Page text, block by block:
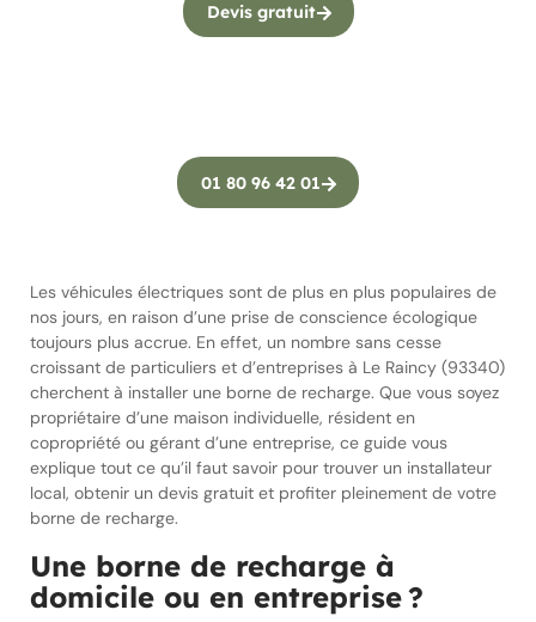
Devis gratuit
01 80 96 42 01
Les véhicules électriques sont de plus en plus populaires de
nos jours, en raison d’une prise de conscience écologique
toujours plus accrue. En effet, un nombre sans cesse
croissant de particuliers et d’entreprises à Le Raincy (93340)
cherchent à installer une borne de recharge. Que vous soyez
propriétaire d’une maison individuelle, résident en
copropriété ou gérant d’une entreprise, ce guide vous
explique tout ce qu’il faut savoir pour trouver un installateur
local, obtenir un devis gratuit et profiter pleinement de votre
borne de recharge.
Une borne de recharge à
domicile ou en entreprise ?